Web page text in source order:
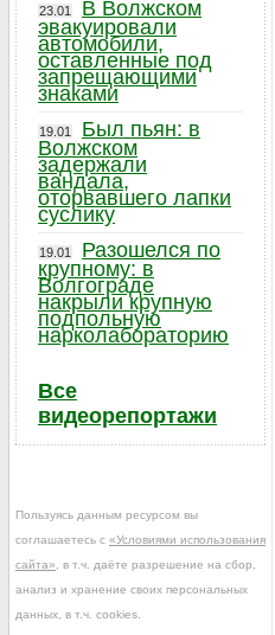
23.01
В Волжском
эвакуировали
автомобили,
оставленные под
запрещающими
знаками
19.01
Был пьян: в
Волжском
задержали
вандала,
оторвавшего лапки
суслику
19.01
Разошелся по
крупному: в
Волгограде
накрыли крупную
подпольную
нарколабораторию
Все
видеорепортажи
Пользуясь данным ресурсом вы
соглашаетесь с «Условиями использования
сайта» , в т.ч. даёте разрешение на сбор,
анализ и хранение своих персональных
данных, в т.ч. cookies.